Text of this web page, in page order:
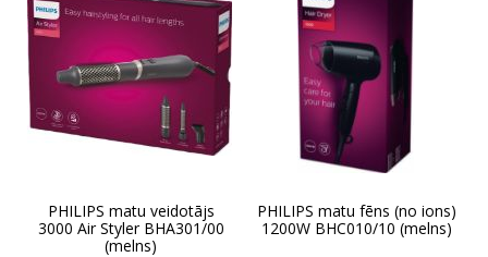
PHILIPS matu veidotājs
3000 Air Styler BHA301/00
(melns)
PHILIPS matu fēns (no ions)
1200W BHC010/10 (melns)